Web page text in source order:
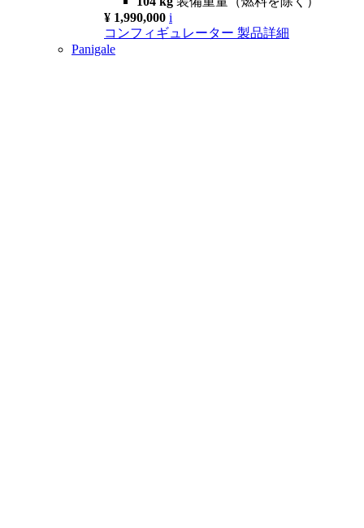
¥ 1,990,000 i
コンフィギュレーター 製品詳細
Panigale